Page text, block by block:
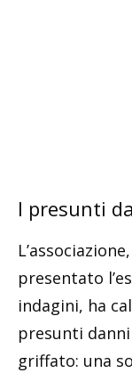
I presunti
presentato
indagini, ha
presunti
griffato: una